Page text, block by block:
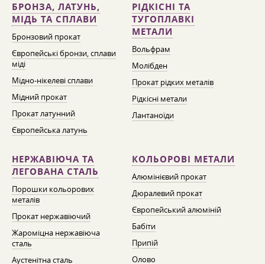
БРОНЗА, ЛАТУНЬ,
МІДЬ ТА СПЛАВИ
Бронзовий прокат
Європейські бронзи, сплави
міді
Мідно-нікелеві сплави
Мідний прокат
Прокат латунний
Європейська латунь
РІДКІСНІ ТА
ТУГОПЛАВКІ
МЕТАЛИ
Вольфрам
Молібден
Прокат рідких металів
Рідкісні метали
Лантаноїди
НЕРЖАВІЮЧА ТА
ЛЕГОВАНА СТАЛЬ
Порошки кольорових
металів
Прокат нержавіючий
Жароміцна нержавіюча
сталь
Аустенітна сталь
КОЛЬОРОВІ МЕТАЛИ
Алюмінієвий прокат
Дюралевий прокат
Європейський алюміній
Бабіти
Припій
Олово